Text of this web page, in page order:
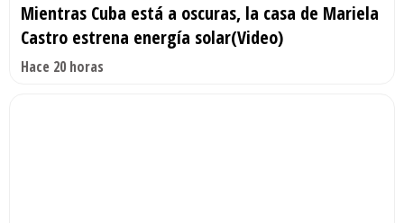
Mientras Cuba está a oscuras, la casa de Mariela
Castro estrena energía solar(Video)
Hace 20 horas